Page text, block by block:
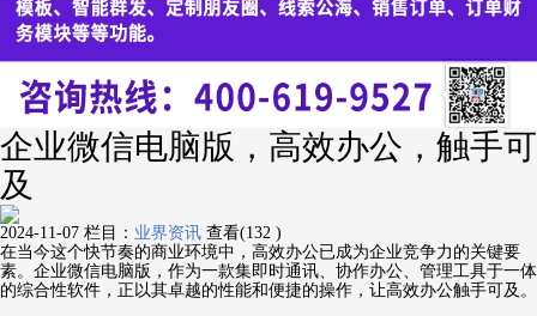
企业微信电脑版，高效办公，触手可
及
2024-11-07 栏目： 业界资讯 查看(132 )
在当今这个快节奏的商业环境中，高效办公已成为企业竞争力的关键要
素。企业微信电脑版，作为一款集即时通讯、协作办公、管理工具于一体
的综合性软件，正以其卓越的性能和便捷的操作，让高效办公触手可及。